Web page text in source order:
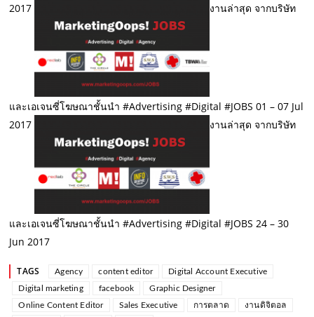
2017
งานล่าสุด จากบริษัท
และเอเจนซี่โฆษณาชั้นนำ #Advertising #Digital #JOBS 01 – 07 Jul
2017
งานล่าสุด จากบริษัท
และเอเจนซี่โฆษณาชั้นนำ #Advertising #Digital #JOBS 24 – 30
Jun 2017
TAGS Agency content editor
Digital Account Executive
Digital marketing
facebook
Graphic Designer
Online Content Editor
Sales Executive การตลาด
งานดิจิตอล